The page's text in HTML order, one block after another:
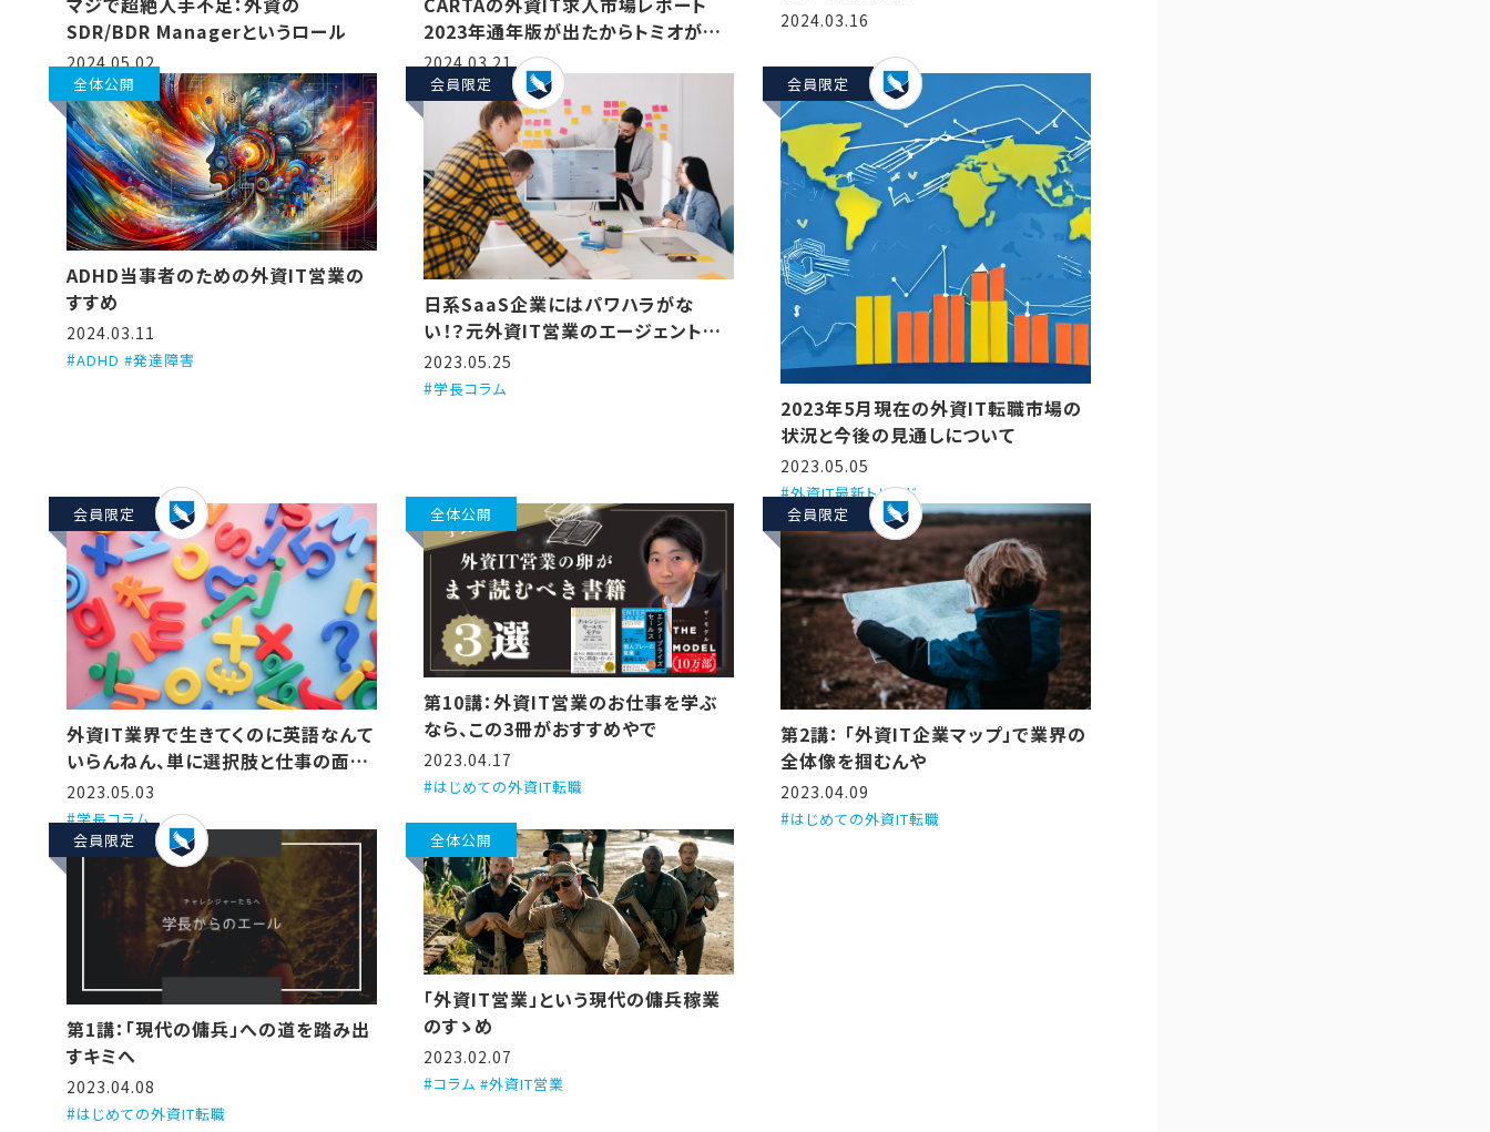
SDR/BDR Managerというロール
2024.05.02
2023年通年版が出たからトミオが翻
訳しつつ解説するで！（State of
startup compensation, H2
2024.03.21
2024.03.16
全体公開
ADHD当事者のための外資IT営業の
すすめ
2024.03.11
ADHD #発達障害
会員限定
日系SaaS企業にはパワハラがな
い！？元外資IT営業のエージェントが3
つの理由を解説するで！
2023.05.25
学長コラム
会員限定
2023年5月現在の外資IT転職市場の
状況と今後の見通しについて
2023.05.05
外資IT最新トレンド
会員限定
外資IT業界で生きてくのに英語なんて
いらんねん、単に選択肢と仕事の面白
さが減るだけや
2023.05.03
学長コラム
全体公開
第10講：外資IT営業のお仕事を学ぶ
なら、この3冊がおすすめやで
2023.04.17
はじめての外資IT転職
会員限定
第2講： 「外資IT企業マップ」で業界の
全体像を掴むんや
2023.04.09
はじめての外資IT転職
会員限定
第1講：「現代の傭兵」への道を踏み出
すキミへ
2023.04.08
はじめての外資IT転職
全体公開
「外資IT営業」という現代の傭兵稼業
のすゝめ
2023.02.07
コラム #外資IT営業